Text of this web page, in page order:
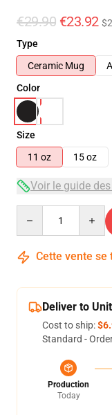
€29.90 €23.92
Type
Ceramic Mug
Color
Size
11 oz
15 oz
Voir le guide
Cette vente se
Deliver to
Cost to ship:
Standard -
Production
Today